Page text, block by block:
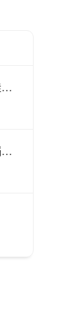
诺科石家庄市桥西区壁挂炉维修：壁挂炉维修注重点及配件维修简
诺科石家庄市长安区锅炉维修电话：锅炉故障代码18(壁挂炉故障代码